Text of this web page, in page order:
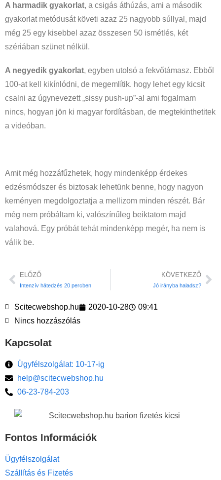
A harmadik gyakorlat, a csigás áthúzás, ami a második
gyakorlat metódusát követi azaz 25 nagyobb súllyal, majd
még 25 egy kisebbel azaz összesen 50 ismétlés, két
szériában szünet nélkül.
A negyedik gyakorlat, egyben utolsó a fekvőtámasz. Ebből
100-at kell kikínlódni, de megemlítik. hogy lehet egy kicsit
csalni az úgynevezett „sissy push-up”-al ami fogalmam
nincs, hogyan jön ki magyar fordításban, de megtekinthetitek
a videóban.
Amit még hozzáfűzhetek, hogy mindenképp érdekes
edzésmódszer és biztosak lehetünk benne, hogy nagyon
keményen megdolgoztatja a mellizom minden részét. Bár
még nem próbáltam ki, valószínűleg beiktatom majd
valahová. Egy próbát tehát mindenképp megér, ha nem is
válik be.
ELŐZŐ
Intenzív hátedzés 20 percben
KÖVETKEZŐ
Jó irányba haladsz?
Scitecwebshop.hu 2020-10-28
09:41
Nincs hozzászólás
Kapcsolat
Ügyfélszolgálat: 10-17-ig
help@scitecwebshop.hu
06-23-784-203
Fontos Információk
Ügyfélszolgálat
Szállítás és Fizetés